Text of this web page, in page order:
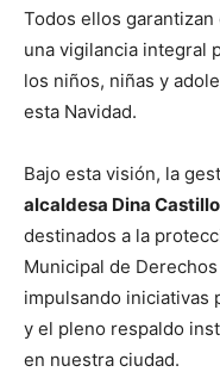
Todos ellos
una vigilancia integral
los niños, niñas y
esta Navidad.
Bajo esta visión, la
alcaldesa Dina Castillo
destinados a la
Municipal de
impulsando iniciativas
y el pleno respaldo
en nuestra ciudad.